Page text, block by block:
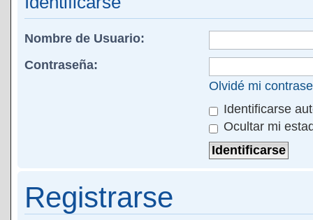
Nombre de Usuario:
Contraseña:
Olvidé mi
Identificarse
Ocultar mi
Registrarse